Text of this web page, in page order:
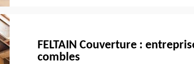
FELTAIN Couverture :
combles